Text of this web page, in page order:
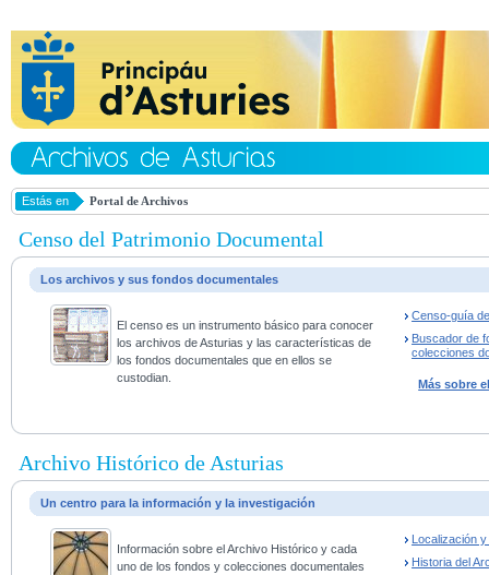
Estás en Portal de Archivos
Censo del Patrimonio Documental
Los archivos y sus fondos documentales
El censo es un instrumento básico para conocer
los archivos de Asturias y las características de
los fondos documentales que en ellos se
custodian.
Censo-guía
Buscador de
colecciones
Más sobre
Archivo Histórico de Asturias
Un centro para la información y la investigación
Información sobre el Archivo Histórico y cada
uno de los fondos y colecciones documentales
Localización
Historia del